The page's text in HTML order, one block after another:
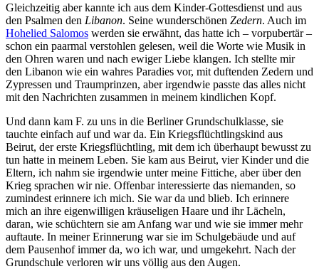
Gleichzeitig aber kannte ich aus dem Kinder-Gottesdienst und aus
den Psalmen den Libanon. Seine wunderschönen Zedern. Auch im
Hohelied Salomos werden sie erwähnt, das hatte ich – vorpubertär –
schon ein paarmal verstohlen gelesen, weil die Worte wie Musik in
den Ohren waren und nach ewiger Liebe klangen. Ich stellte mir
den Libanon wie ein wahres Paradies vor, mit duftenden Zedern und
Zypressen und Traumprinzen, aber irgendwie passte das alles nicht
mit den Nachrichten zusammen in meinem kindlichen Kopf.
Und dann kam F. zu uns in die Berliner Grundschulklasse, sie
tauchte einfach auf und war da. Ein Kriegsflüchtlingskind aus
Beirut, der erste Kriegsflüchtling, mit dem ich überhaupt bewusst zu
tun hatte in meinem Leben. Sie kam aus Beirut, vier Kinder und die
Eltern, ich nahm sie irgendwie unter meine Fittiche, aber über den
Krieg sprachen wir nie. Offenbar interessierte das niemanden, so
zumindest erinnere ich mich. Sie war da und blieb. Ich erinnere
mich an ihre eigenwilligen kräuseligen Haare und ihr Lächeln,
daran, wie schüchtern sie am Anfang war und wie sie immer mehr
auftaute. In meiner Erinnerung war sie im Schulgebäude und auf
dem Pausenhof immer da, wo ich war, und umgekehrt. Nach der
Grundschule verloren wir uns völlig aus den Augen.